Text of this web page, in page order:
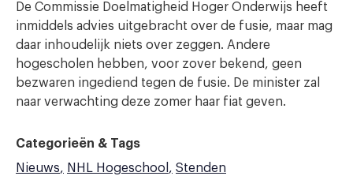
De Commissie Doelmatigheid Hoger Onderwijs heeft
inmiddels advies uitgebracht over de fusie, maar mag
daar inhoudelijk niets over zeggen. Andere
hogescholen hebben, voor zover bekend, geen
bezwaren ingediend tegen de fusie. De minister zal
naar verwachting deze zomer haar fiat geven.
Categorieën & Tags
Nieuws
NHL Hogeschool Stenden